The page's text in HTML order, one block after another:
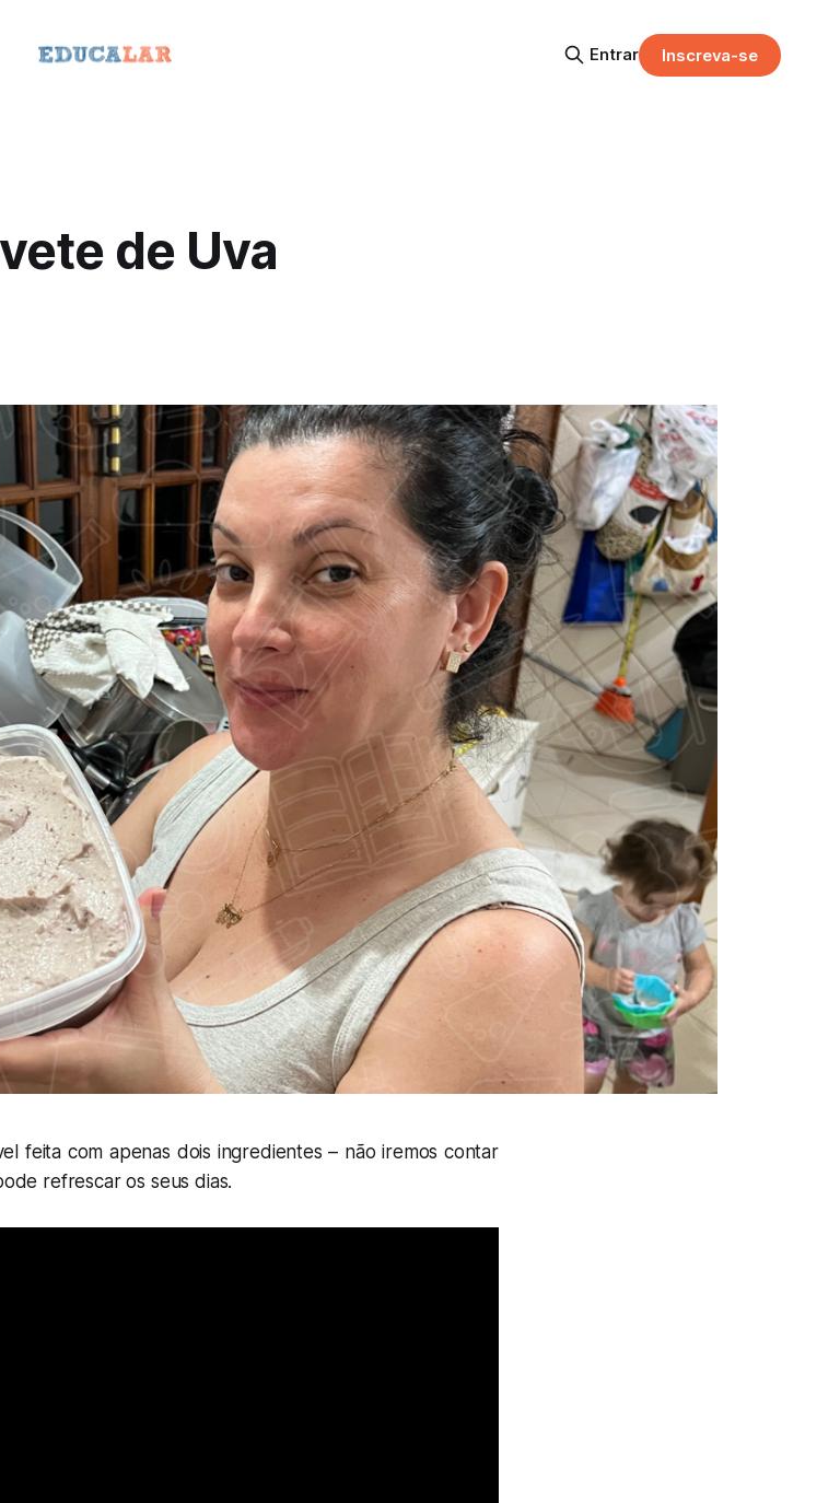
Entrar Inscreva-se
de Uva
feita com apenas dois ingredientes – não iremos contar
refrescar os seus dias.